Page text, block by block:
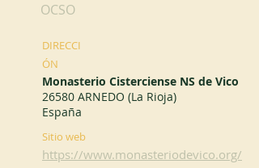
OCSO
DIRECCI
ÓN
Monasterio Cisterciense NS de Vico
26580 ARNEDO (La Rioja)
España
Sitio web
https://www.monasteriodevico.org/